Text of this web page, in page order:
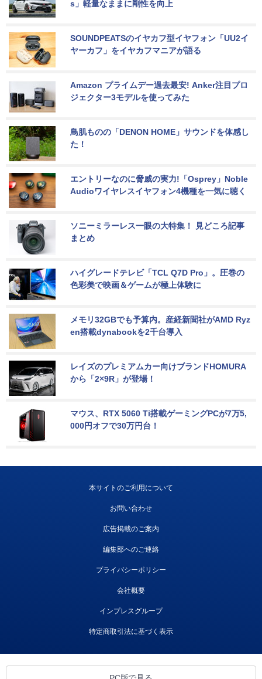
s」軽量なままに剛性を向上
SOUNDPEATSのイヤカフ型イヤフォン「UU2イ
ヤーカフ」をイヤカフマニアが語る
Amazon プライムデー過去最安! Anker注目プロ
ジェクター3モデルを使ってみた
鳥肌ものの「DENON HOME」サウンドを体感し
た！
エントリーなのに脅威の実力!「Osprey」Noble
Audioワイヤレスイヤフォン4機種を一気に聴く
ソニーミラーレス一眼の大特集！ 見どころ記事
まとめ
ハイグレードテレビ「TCL Q7D Pro」。圧巻の
色彩美で映画＆ゲームが極上体験に
メモリ32GBでも予算内。産経新聞社がAMD Ryz
en搭載dynabookを2千台導入
レイズのプレミアムカー向けブランドHOMURA
から「2×9R」が登場！
マウス、RTX 5060 Ti搭載ゲーミングPCが7万5,
000円オフで30万円台！
本サイトのご利用について
お問い合わせ
広告掲載のご案内
編集部へのご連絡
プライバシーポリシー
会社概要
インプレスグループ
特定商取引法に基づく表示